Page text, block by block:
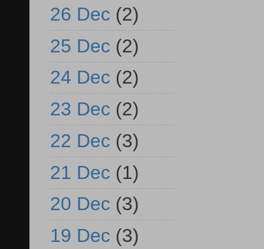
26 Dec (2)
25 Dec (2)
24 Dec (2)
23 Dec (2)
22 Dec (3)
21 Dec (1)
20 Dec (3)
19 Dec (3)